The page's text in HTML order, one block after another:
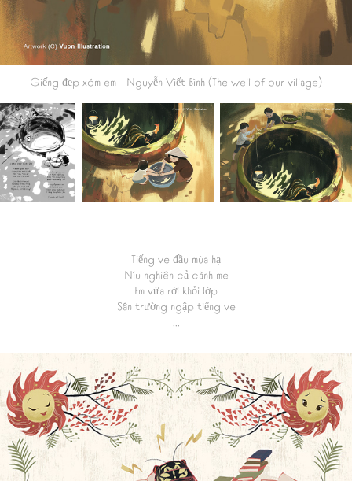
Giếng đẹp xóm em - Nguyễn Viết Bình (The well of our village)
Tiếng ve đầu mùa hạ
Níu nghiên cả cành me
Em vừa rời khỏi lớp
Sân trường ngập tiếng ve
...